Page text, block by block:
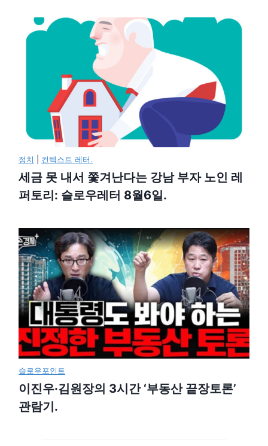
정치 컨텍스트 레터.
세금 못 내서 쫓겨난다는 강남 부자 노인 레
퍼토리: 슬로우레터 8월6일.
슬로우포인트
이진우·김원장의 3시간 ‘부동산 끝장토론’
관람기.